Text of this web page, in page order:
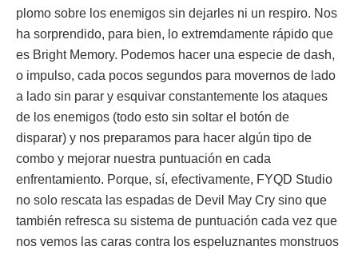
plomo sobre los enemigos sin dejarles ni un respiro. Nos
ha sorprendido, para bien, lo extremdamente rápido que
es Bright Memory. Podemos hacer una especie de dash,
o impulso, cada pocos segundos para movernos de lado
a lado sin parar y esquivar constantemente los ataques
de los enemigos (todo esto sin soltar el botón de
disparar) y nos preparamos para hacer algún tipo de
combo y mejorar nuestra puntuación en cada
enfrentamiento. Porque, sí, efectivamente, FYQD Studio
no solo rescata las espadas de Devil May Cry sino que
también refresca su sistema de puntuación cada vez que
nos vemos las caras contra los espeluznantes monstruos